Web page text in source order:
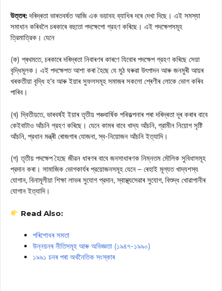
উত্তৰ:দৰিদ্ৰতা ভাৰতবৰ্ষত আজি এক ভয়াবহ ব্যাধিৰ দৰে দেখা দিছে। এই সমস্যা
সমাধান কৰিবলৈ চৰকাৰে বহুতো পদক্ষেপো গ্রহণ কৰিছে। এই পদক্ষেপসমূহ
ত্রিমাত্রিক। যেনে
(ক) প্ৰথমতে, চৰকাৰে দৰিদ্ৰতা নিবাৰণৰ কাৰণে যিবোৰ পদক্ষেপ গ্রহণ কৰিছে সেয়া
বৃদ্ধিমূলক। এই পদক্ষেপত আশা কৰা হৈছে যে মুঠ ঘৰুৱা উৎপাদন আৰু জনমুৰী আয়ৰ
খৰকতীয়া বৃদ্ধি হ’ব আৰু ইয়াৰ সুফলসমূহ সমাজৰ সকলো শ্ৰেণীৰ লোকে ভোগ কৰিব
পাৰিব।
(খ) দ্বিতীয়তে, ভাৰবৰ্ষই ইয়াৰ তৃতীয় পঞ্চবার্ষিক পৰিকল্পনাৰ পৰা দৰিদ্ৰতা দূৰ কৰাৰ বাবে
কেইবাটাও আঁচনি গ্রহণ কৰিছে। যেনে কামৰ বাবে খাদ্য আঁচনি, গ্রামীন নিয়োগ সৃষ্টি
আঁচনি, প্রধান মন্ত্ৰী ৰোজগাৰ যোজনা, স্ব-নিয়োজন আঁচনি ইত্যাদি।
(গ) তৃতীয় পদক্ষেপ হৈছে জীৱন ধাৰণৰ বাবে জনসাধাৰণক নিম্নতম মৌলিক সুবিধাসমূহ
প্রদান কৰা। সামাজিক ভোগকাৰ্যৰ প্রয়োজনসমূহ যেনে – ৰেহাই মূল্যত খাদ্যশস্য
যোগান, বিনামূলীয়া শিক্ষা লাভৰ সুযোগ প্রদান, স্বাস্থ্যসেৱাৰ সুযোগ, বিশুদ্ধ খোৱাপানীৰ
যোগান ইত্যাদি।
Read Also:
পৰিশোধৰ সমতা
উন্নয়নৰ নীতিসমূহ আৰু অভিজ্ঞতা (১৯৪৭-১৯৯০)
১৯৯১ চনৰ পৰা অৰ্থনৈতিক সংস্কাৰ